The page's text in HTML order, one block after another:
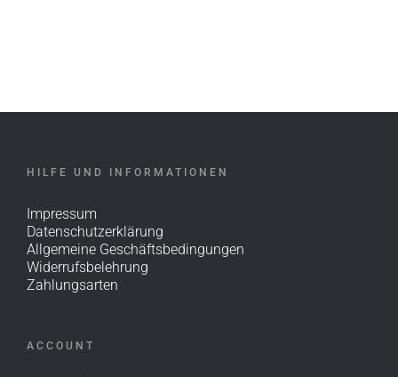
HILFE UND INFORMATIONEN
Impressum
Datenschutzerklärung
Allgemeine Geschäftsbedingungen
Widerrufsbelehrung
Zahlungsarten
ACCOUNT